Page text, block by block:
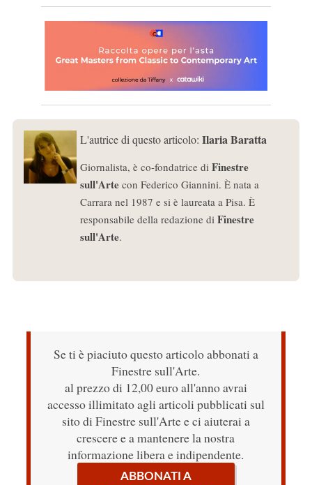
L'autrice di questo articolo: Ilaria Baratta
Giornalista, è co-fondatrice di Finestre
sull'Artecon Federico Giannini. È nata a
Carrara nel 1987 e si è laureata a Pisa. È
responsabile della redazione di Finestre
sull'Arte.
Se ti è piaciuto questo articolo abbonati a
Finestre sull'Arte.
al prezzo di 12,00 euro all'anno avrai
accesso illimitato agli articoli pubblicati sul
sito di Finestre sull'Arte e ci aiuterai a
crescere e a mantenere la nostra
informazione libera e indipendente.
ABBONATI A